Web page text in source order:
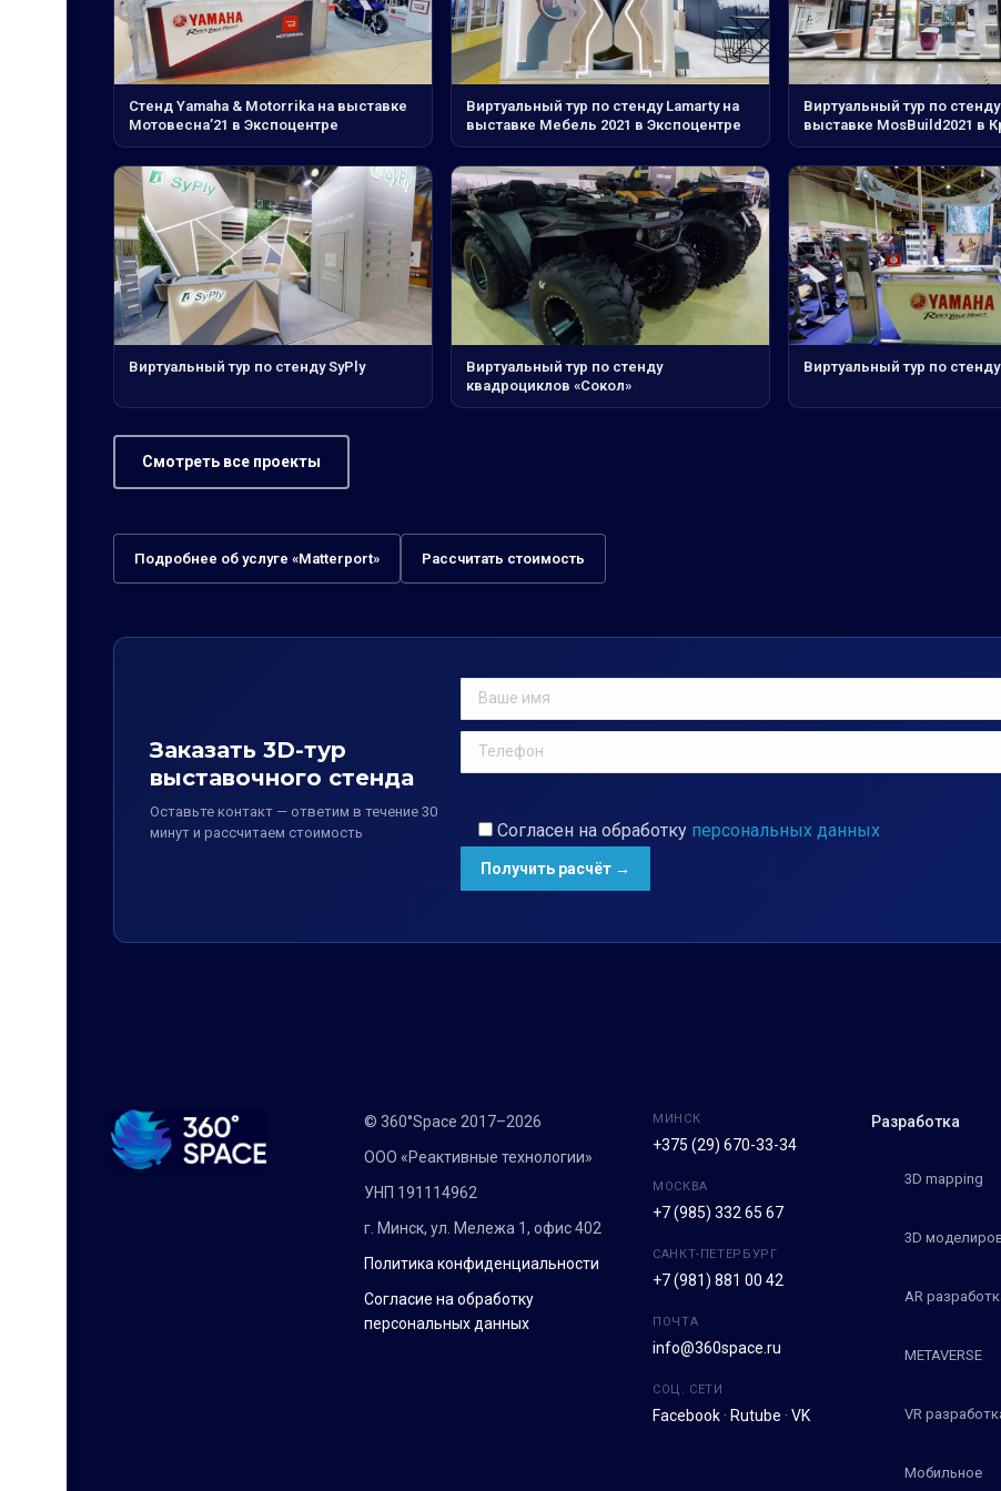
Стенд Yamaha & Motorrika на выставке
Мотовесна’21 в Экспоцентре
Виртуальный тур по стенду Lamarty на
выставке Мебель 2021 в Экспоцентре
Виртуальный тур по
выставке MosBuild2021 в
Виртуальный тур по стенду SyPly
Виртуальный тур по стенду
квадроциклов «Сокол»
Виртуальный тур по
Смотреть все проекты
Подробнее об услуге «Matterport» Рассчитать стоимость
Заказать 3D-тур
выставочного стенда
Оставьте контакт — ответим в течение 30
минут и рассчитаем стоимость
Согласен на обработку персональных данных
© 360°Space 2017–2026
ООО «Реактивные технологии»
УНП 191114962
г. Минск, ул. Мележа 1, офис 402
Политика конфиденциальности
Согласие на обработку
персональных данных
МИНСК
+375 (29) 670-33-34
МОСКВА
+7 (985) 332 65 67
САНКТ-ПЕТЕРБУРГ
+7 (981) 881 00 42
ПОЧТА
info@360space.ru
СОЦ. СЕТИ
Facebook· Rutube · VK
Разработка
3D mapping
3D
AR
METAVERSE
VR
Мобильное